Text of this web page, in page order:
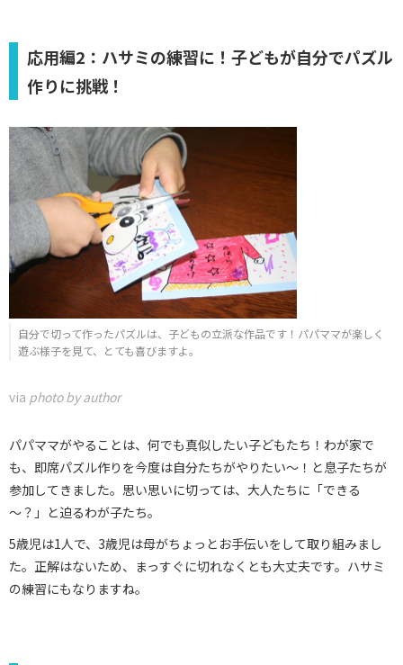
応用編2：ハサミの練習に！子どもが自分でパズル
作りに挑戦！
自分で切って作ったパズルは、子どもの立派な作品です！パパママが楽しく
遊ぶ様子を見て、とても喜びますよ。
via photo by author
パパママがやることは、何でも真似したい子どもたち！わが家で
も、即席パズル作りを今度は自分たちがやりたい～！と息子たちが
参加してきました。思い思いに切っては、大人たちに「できる
～？」と迫るわが子たち。
5歳児は1人で、3歳児は母がちょっとお手伝いをして取り組みまし
た。正解はないため、まっすぐに切れなくとも大丈夫です。ハサミ
の練習にもなりますね。